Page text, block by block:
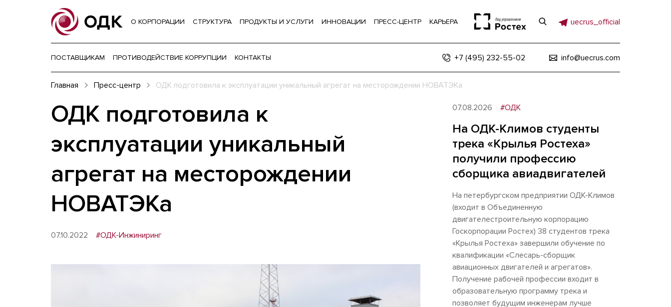
О КОРПОРАЦИИ СТРУКТУРА ПРОДУКТЫ И УСЛУГИ ИННОВАЦИИ ПРЕСС-ЦЕНТР КАРЬЕРА uecrus_official
ПОСТАВЩИКАМ ПРОТИВОДЕЙСТВИЕ КОРРУПЦИИ КОНТАКТЫ +7 (495) 232-55-02 info@uecrus.com
Главная Пресс-центр ОДК подготовила к эксплуатации уникальный агрегат на месторождении НОВАТЭКа
ОДК подготовила к
эксплуатации уникальный
агрегат на месторождении
НОВАТЭКа
07.10.2022 #ОДК-Инжиниринг
07.08.2026 #ОДК
На ОДК-Климов студенты
трека «Крылья Ростеха»
получили профессию
сборщика авиадвигателей
На петербургском предприятии ОДК-Климов
(входит в Объединенную
двигателестроительную корпорацию
Госкорпорации Ростех) 38 студентов трека
«Крылья Ростеха» завершили обучение по
квалификации «Слесарь-сборщик
авиационных двигателей и агрегатов».
Получение рабочей профессии входит в
образовательную программу трека и
позволяет будущим инженерам лучше